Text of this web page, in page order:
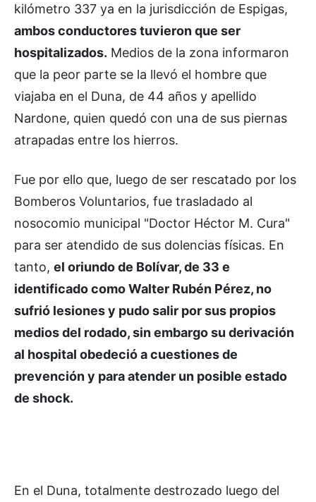
kilómetro 337 ya en la jurisdicción de Espigas,
ambos conductores tuvieron que ser
hospitalizados. Medios de la zona informaron
que la peor parte se la llevó el hombre que
viajaba en el Duna, de 44 años y apellido
Nardone, quien quedó con una de sus piernas
atrapadas entre los hierros.
Fue por ello que, luego de ser rescatado por los
Bomberos Voluntarios, fue trasladado al
nosocomio municipal "Doctor Héctor M. Cura"
para ser atendido de sus dolencias físicas. En
tanto, el oriundo de Bolívar, de 33 e
identificado como Walter Rubén Pérez, no
sufrió lesiones y pudo salir por sus propios
medios del rodado, sin embargo su derivación
al hospital obedeció a cuestiones de
prevención y para atender un posible estado
de shock.
En el Duna, totalmente destrozado luego del